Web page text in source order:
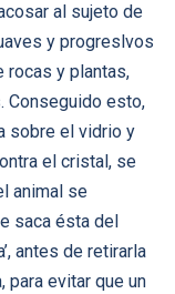
al sujeto de
y progreslvos
rocas y plantas,
Conseguido esto,
sobre el vidrio y
el cristal, se
animal se
saca ésta del
antes de retirarla
evitar que un